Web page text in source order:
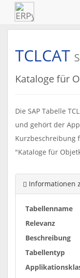
TCLCAT
Kataloge für
Die SAP Tabelle
und gehört der
Kurzbeschreibung
"Kataloge für
Informationen
Tabellenname
Relevanz
Beschreibung
Tabellentyp